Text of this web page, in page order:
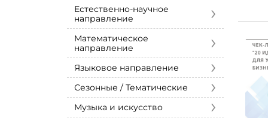
Естественно-научное
направление
›
Математическое
направление
›
Языковое направление ›
Сезонные / Тематические ›
Музыка и искусство ›